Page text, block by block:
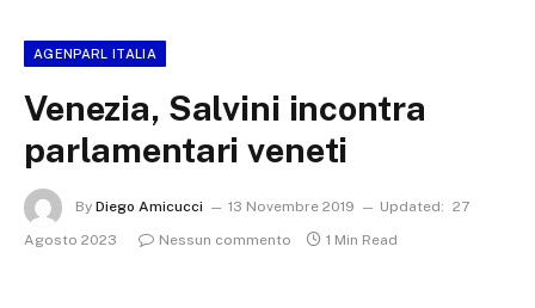
AGENPARL ITALIA
Venezia, Salvini incontra
parlamentari veneti
By Diego Amicucci 13 Novembre 2019 Updated: 27
Agosto 2023
Nessun commento 1 Min Read